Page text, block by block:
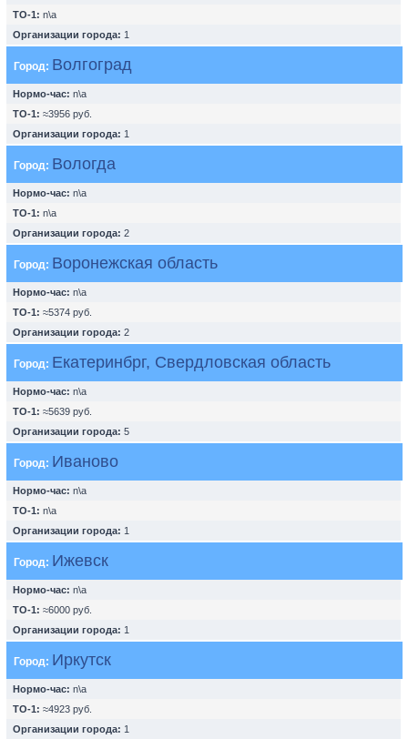
ТО-1: n\a
Организации города: 1
Город: Волгоград
Нормо-час: n\a
ТО-1: ≈3956 руб.
Организации города: 1
Город: Вологда
Нормо-час: n\a
ТО-1: n\a
Организации города: 2
Город: Воронежская область
Нормо-час: n\a
ТО-1: ≈5374 руб.
Организации города: 2
Город: Екатеринбрг, Свердловская область
Нормо-час: n\a
ТО-1: ≈5639 руб.
Организации города: 5
Город: Иваново
Нормо-час: n\a
ТО-1: n\a
Организации города: 1
Город: Ижевск
Нормо-час: n\a
ТО-1: ≈6000 руб.
Организации города: 1
Город: Иркутск
Нормо-час: n\a
ТО-1: ≈4923 руб.
Организации города: 1